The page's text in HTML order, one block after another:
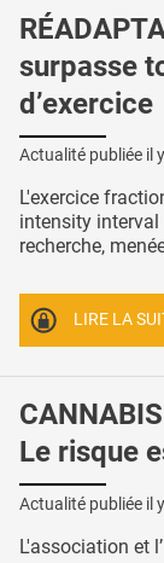
surpasse
d’exercice
Actualité publiée il
L'exercice
intensity
recherche,
LIRE LA
Le risque
Actualité publiée il
L'association et